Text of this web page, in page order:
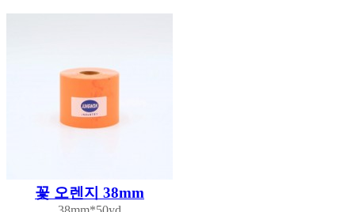
꽃 오렌지 38mm